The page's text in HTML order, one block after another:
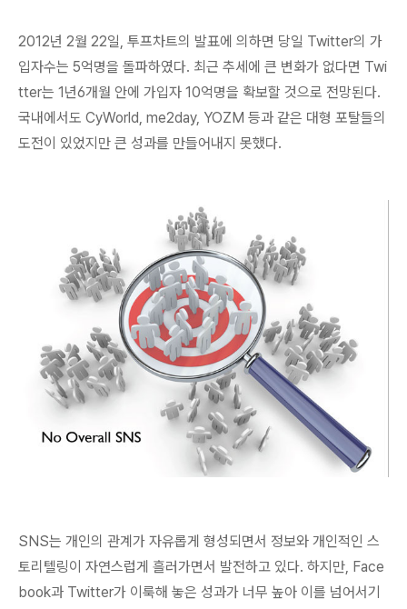
2012년 2월 22일, 투프차트의 발표에 의하면 당일 Twitter의 가
입자수는 5억명을 돌파하였다. 최근 추세에 큰 변화가 없다면 Twi
tter는 1년6개월 안에 가입자 10억명을 확보할 것으로 전망된다.
국내에서도 CyWorld, me2day, YOZM 등과 같은 대형 포탈들의
도전이 있었지만 큰 성과를 만들어내지 못했다.
SNS는 개인의 관계가 자유롭게 형성되면서 정보와 개인적인 스
토리텔링이 자연스럽게 흘러가면서 발전하고 있다. 하지만, Face
book과 Twitter가 이룩해 놓은 성과가 너무 높아 이를 넘어서기